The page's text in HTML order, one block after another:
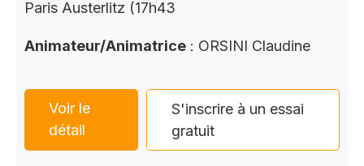
Paris Austerlitz (17h43
Animateur/Animatrice : ORSINI Claudine
Voir le
détail
S'inscrire à un essai
gratuit